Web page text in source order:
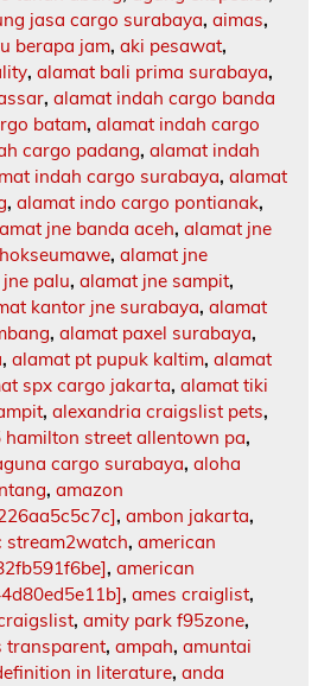
jasa cargo surabaya, aimas,
berapa jam, aki pesawat,
, alamat bali prima surabaya,
, alamat indah cargo banda
batam, alamat indah cargo
cargo padang, alamat indah
indah cargo surabaya, alamat
, alamat indo cargo pontianak,
jne banda aceh, alamat jne
, alamat jne
palu, alamat jne sampit,
kantor jne surabaya, alamat
, alamat paxel surabaya,
, alamat pt pupuk kaltim, alamat
spx cargo jakarta, alamat tiki
, alexandria craigslist pets,
street allentown pa,
cargo surabaya, aloha
, amazon
, ambon jakarta,
stream2watch, american
, american
, ames craiglist,
, amity park f95zone,
transparent, ampah, amuntai
in literature, anda